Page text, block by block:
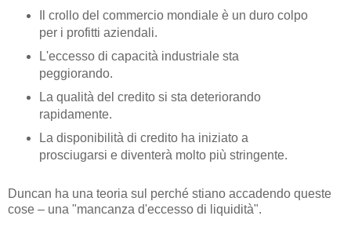
Il crollo del commercio mondiale è un duro colpo
per i profitti aziendali.
L'eccesso di capacità industriale sta
peggiorando.
La qualità del credito si sta deteriorando
rapidamente.
La disponibilità di credito ha iniziato a
prosciugarsi e diventerà molto più stringente.
Duncan ha una teoria sul perché stiano accadendo queste
cose – una "mancanza d'eccesso di liquidità".